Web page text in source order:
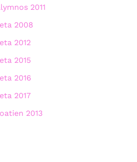
2011
2008
2012
2015
2016
2017
2013